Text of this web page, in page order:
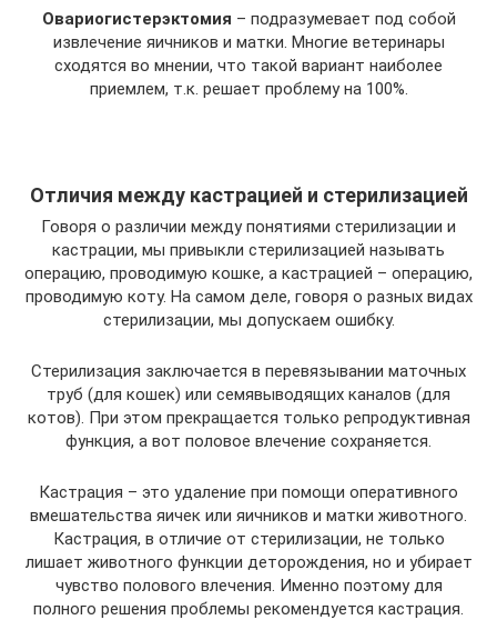
Овариогистерэктомия – подразумевает под собой
извлечение яичников и матки. Многие ветеринары
сходятся во мнении, что такой вариант наиболее
приемлем, т.к. решает проблему на 100%.
Отличия между кастрацией и стерилизацией
Говоря о различии между понятиями стерилизации и
кастрации, мы привыкли стерилизацией называть
операцию, проводимую кошке, а кастрацией – операцию,
проводимую коту. На самом деле, говоря о разных видах
стерилизации, мы допускаем ошибку.
Стерилизация заключается в перевязывании маточных
труб (для кошек) или семявыводящих каналов (для
котов). При этом прекращается только репродуктивная
функция, а вот половое влечение сохраняется.
Кастрация – это удаление при помощи оперативного
вмешательства яичек или яичников и матки животного.
Кастрация, в отличие от стерилизации, не только
лишает животного функции деторождения, но и убирает
чувство полового влечения. Именно поэтому для
полного решения проблемы рекомендуется кастрация.